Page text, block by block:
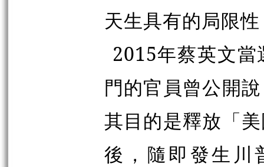
天生具有的局限
2015年蔡英文
門的官員曾公開
其目的是釋放「
後，隨即發生川